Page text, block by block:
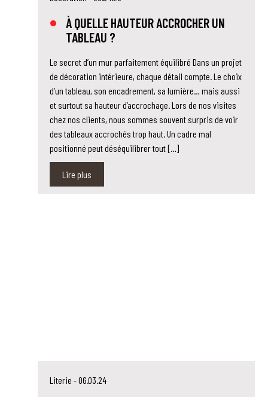
À QUELLE HAUTEUR ACCROCHER UN
TABLEAU ?
Le secret d’un mur parfaitement équilibré Dans un projet
de décoration intérieure, chaque détail compte. Le choix
d’un tableau, son encadrement, sa lumière… mais aussi
et surtout sa hauteur d’accrochage. Lors de nos visites
chez nos clients, nous sommes souvent surpris de voir
des tableaux accrochés trop haut. Un cadre mal
positionné peut déséquilibrer tout […]
Lire plus
Literie - 06.03.24